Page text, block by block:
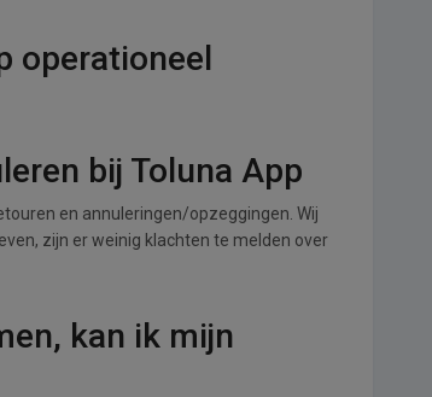
operationeel
bij Toluna App
en annuleringen/opzeggingen. Wij
zijn er weinig klachten te melden over
kan ik mijn